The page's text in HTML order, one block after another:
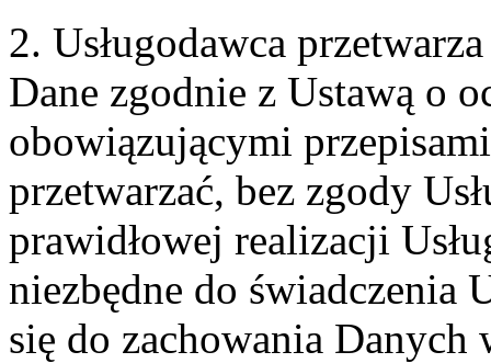
2. Usługodawca
Dane zgodnie z Ustawą o
obowiązującymi
przetwarzać, bez zgody
prawidłowej realizacji
niezbędne do świadczenia
się do zachowania